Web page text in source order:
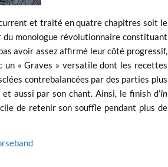
et traité en quatre chapitres soit le
du monologue révolutionnaire constituant
avoir assez affirmé leur côté progressif,
un « Graves » versatile dont les recettes
contrebalancées par des parties plus
aussi par son chant. Ainsi, le finish d’In
de retenir son souffle pendant plus de